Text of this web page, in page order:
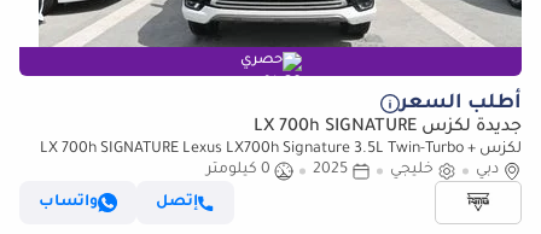
حصري
أطلب السعر
جديدة لكزس LX 700h SIGNATURE
لكزس LX 700h SIGNATURE Lexus LX700h Signature 3.5L Twin-Turbo +
Hybrid V6, Petrol, Model 2025
دبي خليجي 2025
0 كيلومتر
إتصل
واتساب